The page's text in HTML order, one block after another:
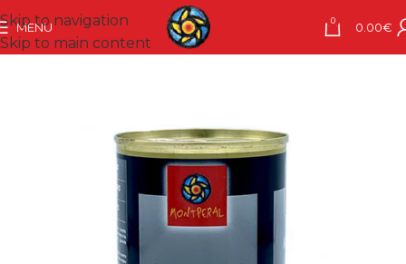
Skip to navigation
Skip to main content
MENU 0 0.00€